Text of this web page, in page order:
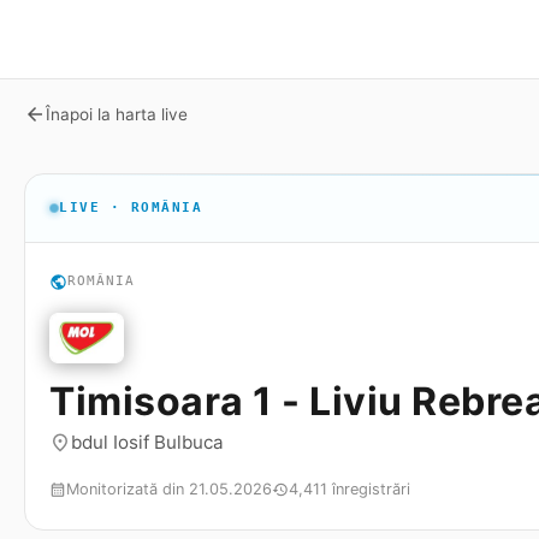
arrow_backÎnapoi la harta live
LIVE · ROMÂNIA
publicROMÂNIA
Timisoara 1 - Liviu
place bdul Iosif Bulbuca
calendar_monthMonitorizată din 21.05.2026history4,411 înregistrări